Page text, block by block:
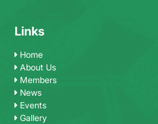
Links
Home
About Us
Members
News
Events
Gallery